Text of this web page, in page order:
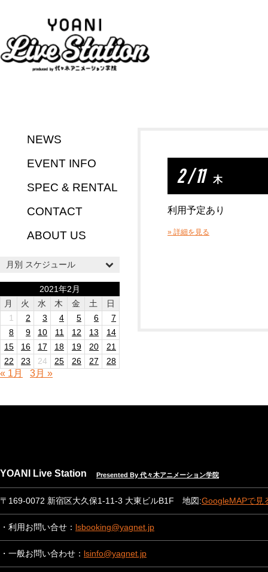
NEWS
EVENT INFO
SPEC & RENTAL
CONTACT
ABOUT US
月別 スケジュール
2021年2月
月
火 水 木 金 土
日
1
2 3 4 5 6
7
8
9 10 11 12 13
14
15
16 17 18 19 20
21
22
23 24 25 26 27 28
« 1月 3月 »
2 / 11 木
利用予定あり
» 詳細を見る
YOANI Live Station Presented By 代々木アニメーション学院
〒169-0072 新宿区大久保1-11-3 大東ビルB1F 地図:GoogleMAPで見
・利用お問い合せ： lsbooking@yagnet.jp
・一般お問い合わせ： lsinfo@yagnet.jp